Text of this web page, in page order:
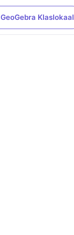
GeoGebra Klaslokaal